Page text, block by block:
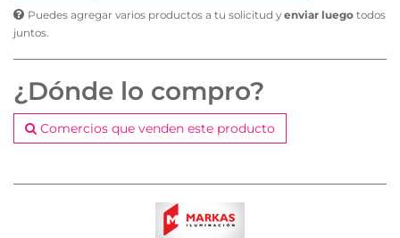
Puedes agregar varios productos a tu solicitud y enviar luego todos
juntos.
¿Dónde lo compro?
Comercios que venden este producto